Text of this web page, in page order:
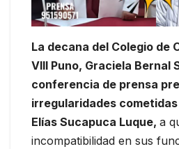
La decana del Colegio de
VIII Puno, Graciela Bernal
conferencia de prensa
irregularidades
Elías Sucapuca Luque, a
incompatibilidad en sus